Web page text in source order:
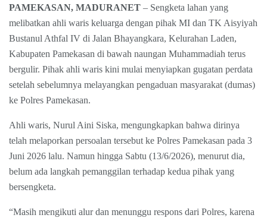
PAMEKASAN, MADURANET – Sengketa lahan yang
melibatkan ahli waris keluarga dengan pihak MI dan TK Aisyiyah
Bustanul Athfal IV di Jalan Bhayangkara, Kelurahan Laden,
Kabupaten Pamekasan di bawah naungan Muhammadiah terus
bergulir. Pihak ahli waris kini mulai menyiapkan gugatan perdata
setelah sebelumnya melayangkan pengaduan masyarakat (dumas)
ke Polres Pamekasan.
Ahli waris, Nurul Aini Siska, mengungkapkan bahwa dirinya
telah melaporkan persoalan tersebut ke Polres Pamekasan pada 3
Juni 2026 lalu. Namun hingga Sabtu (13/6/2026), menurut dia,
belum ada langkah pemanggilan terhadap kedua pihak yang
bersengketa.
“Masih mengikuti alur dan menunggu respons dari Polres, karena